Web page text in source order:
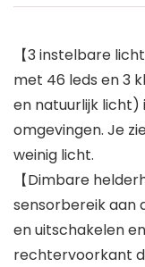
【3 instelbare
met 46 leds en 3
en natuurlijk licht)
omgevingen. Je
weinig licht.
【Dimbare
sensorbereik aan
en uitschakelen
rechtervoorkant